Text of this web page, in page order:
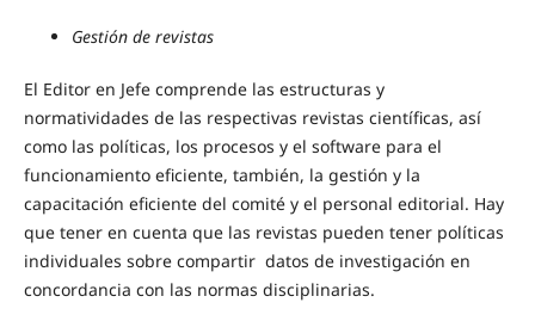
Gestión de revistas
El Editor en Jefe comprende las estructuras y
normatividades de las respectivas revistas científicas, así
como las políticas, los procesos y el software para el
funcionamiento eficiente, también, la gestión y la
capacitación eficiente del comité y el personal editorial. Hay
que tener en cuenta que las revistas pueden tener políticas
individuales sobre compartir datos de investigación en
concordancia con las normas disciplinarias.